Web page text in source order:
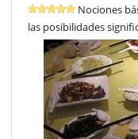
Nociones
las posibilidades